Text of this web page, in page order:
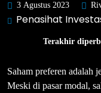
3 Agustus 2023
Penasihat
Terakhir
Saham preferen adalah
Meski di pasar modal,